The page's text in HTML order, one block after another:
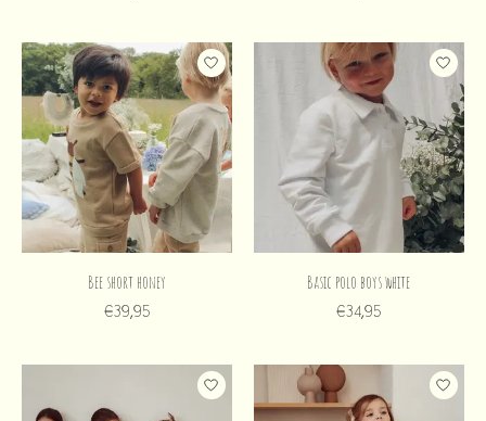
Bee short honey
€39,95
Basic polo boys white
€34,95